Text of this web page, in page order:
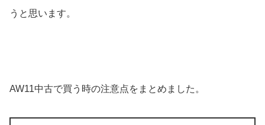
うと思います。
AW11中古で買う時の注意点をまとめました。